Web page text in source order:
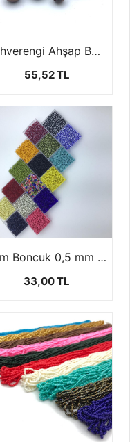
Kahverengi Ahşap Boncuk (100 Gr)
55,52 TL
Kum Boncuk 0,5 mm ( 1 paket 100 gr )
33,00 TL